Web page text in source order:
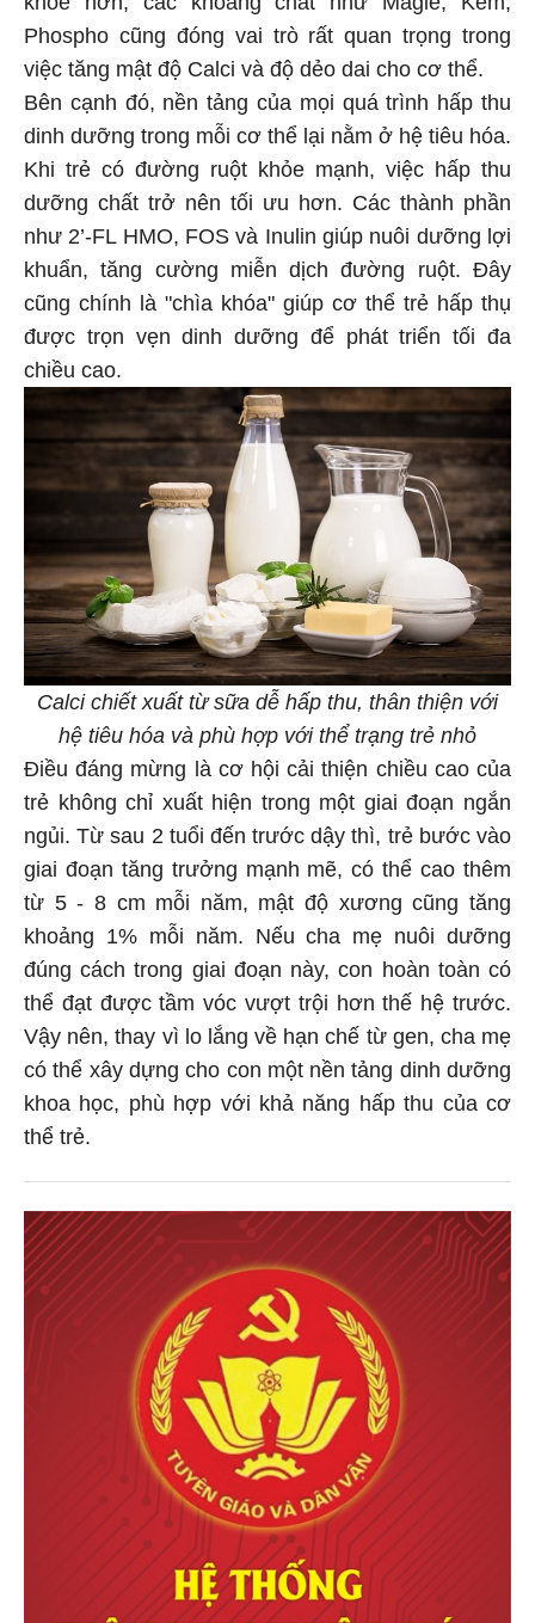
Phospho cũng đóng vai trò rất quan trọng trong
việc tăng mật độ Calci và độ dẻo dai cho cơ thể.
Bên cạnh đó, nền tảng của mọi quá trình hấp thu
dinh dưỡng trong mỗi cơ thể lại nằm ở hệ tiêu hóa.
Khi trẻ có đường ruột khỏe mạnh, việc hấp thu
dưỡng chất trở nên tối ưu hơn. Các thành phần
như 2’-FL HMO, FOS và Inulin giúp nuôi dưỡng lợi
khuẩn, tăng cường miễn dịch đường ruột. Đây
cũng chính là "chìa khóa" giúp cơ thể trẻ hấp thụ
được trọn vẹn dinh dưỡng để phát triển tối đa
chiều cao.
Calci chiết xuất từ sữa dễ hấp thu, thân thiện với
hệ tiêu hóa và phù hợp với thể trạng trẻ nhỏ
Điều đáng mừng là cơ hội cải thiện chiều cao của
trẻ không chỉ xuất hiện trong một giai đoạn ngắn
ngủi. Từ sau 2 tuổi đến trước dậy thì, trẻ bước vào
giai đoạn tăng trưởng mạnh mẽ, có thể cao thêm
từ 5 - 8 cm mỗi năm, mật độ xương cũng tăng
khoảng 1% mỗi năm. Nếu cha mẹ nuôi dưỡng
đúng cách trong giai đoạn này, con hoàn toàn có
thể đạt được tầm vóc vượt trội hơn thế hệ trước.
Vậy nên, thay vì lo lắng về hạn chế từ gen, cha mẹ
có thể xây dựng cho con một nền tảng dinh dưỡng
khoa học, phù hợp với khả năng hấp thu của cơ
thể trẻ.